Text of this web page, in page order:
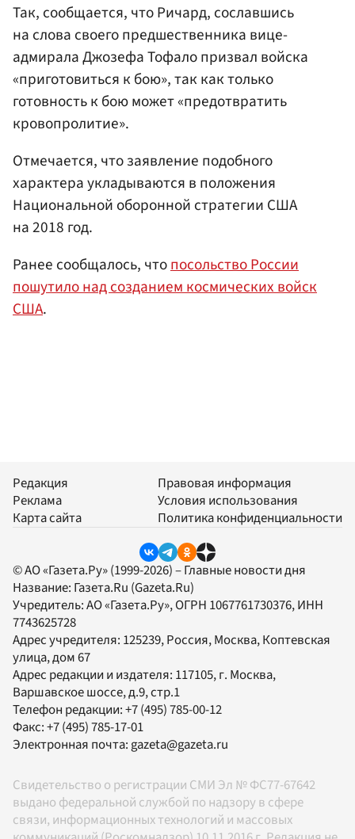
Так, сообщается, что Ричард, сославшись
на слова своего предшественника вице-
адмирала Джозефа Тофало призвал войска
«приготовиться к бою», так как только
готовность к бою может «предотвратить
кровопролитие».
Отмечается, что заявление подобного
характера укладываются в положения
Национальной оборонной стратегии США
на 2018 год.
Ранее сообщалось, чтопосольство России
пошутило над созданием космических войск
США.
Редакция
Реклама
Карта сайта
Правовая информация
Условия использования
Политика конфиденциальности
© АО «Газета.Ру» (1999-2026) – Главные новости дня
Название: Газета.Ru (Gazeta.Ru)
Учредитель:АО «Газета.Ру», ОГРН 1067761730376, ИНН
7743625728
Адрес учредителя: 125239, Россия, Москва, Коптевская
улица, дом 67
Адрес редакции и издателя: 117105, г. Москва,
Варшавское шоссе, д.9, стр.1
Телефон редакции:+7 (495) 785-00-12
Факс:+7 (495) 785-17-01
Электронная почта:gazeta@gazeta.ru
Свидетельство о регистрации СМИ Эл № ФС77-67642
выдано федеральной службой по надзору в сфере
связи, информационных технологий и массовых